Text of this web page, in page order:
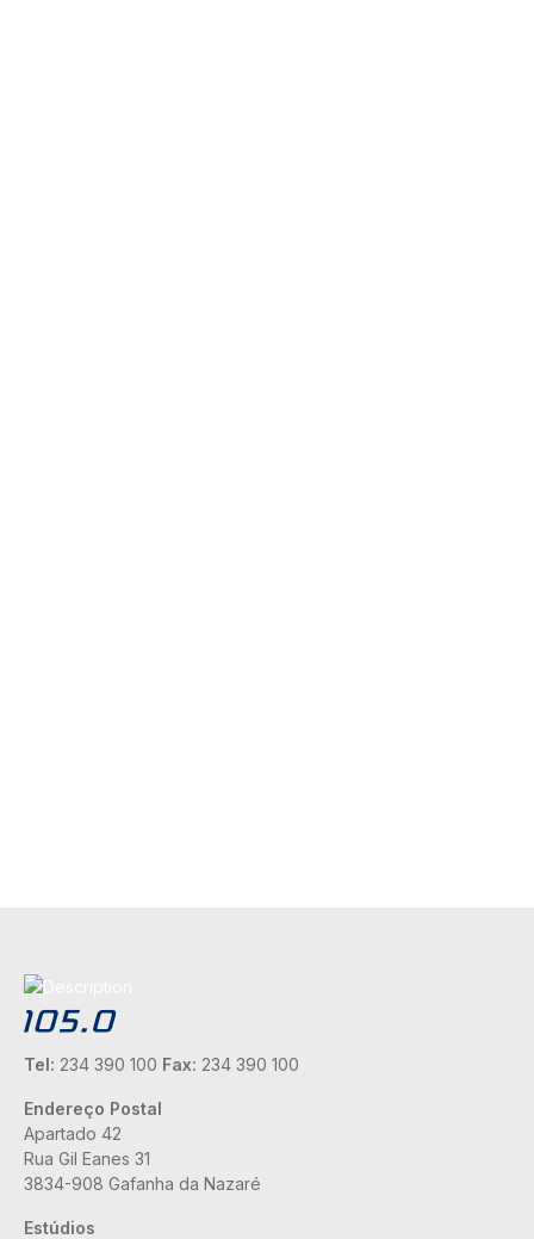
Tel: 234 390 100 Fax: 234 390 100
Endereço Postal
Apartado 42
Rua Gil Eanes 31
3834-908 Gafanha da Nazaré
Estúdios